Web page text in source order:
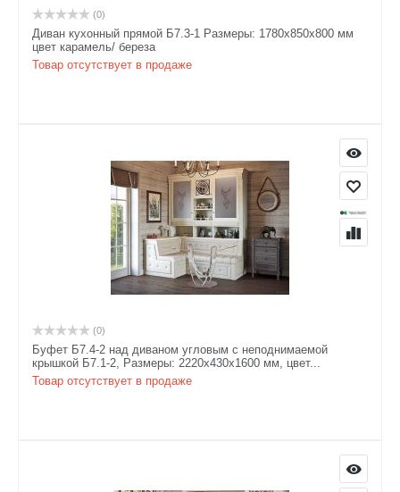
(0)
Диван кухонный прямой Б7.3-1 Размеры: 1780х850х800 мм
цвет карамель/ береза
Товар отсутствует в продаже
(0)
Буфет Б7.4-2 над диваном угловым с неподнимаемой
крышкой Б7.1-2, Размеры: 2220х430х1600 мм, цвет...
Товар отсутствует в продаже